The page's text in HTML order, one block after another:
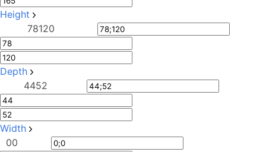
Height
78120
Depth
4452
Width
00